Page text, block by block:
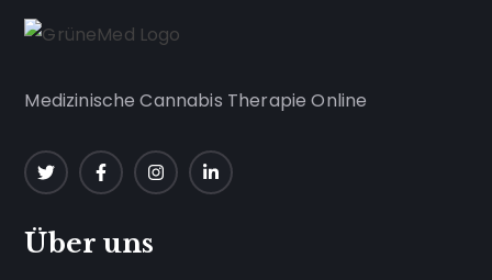
Medizinische Cannabis Therapie Online
Über uns